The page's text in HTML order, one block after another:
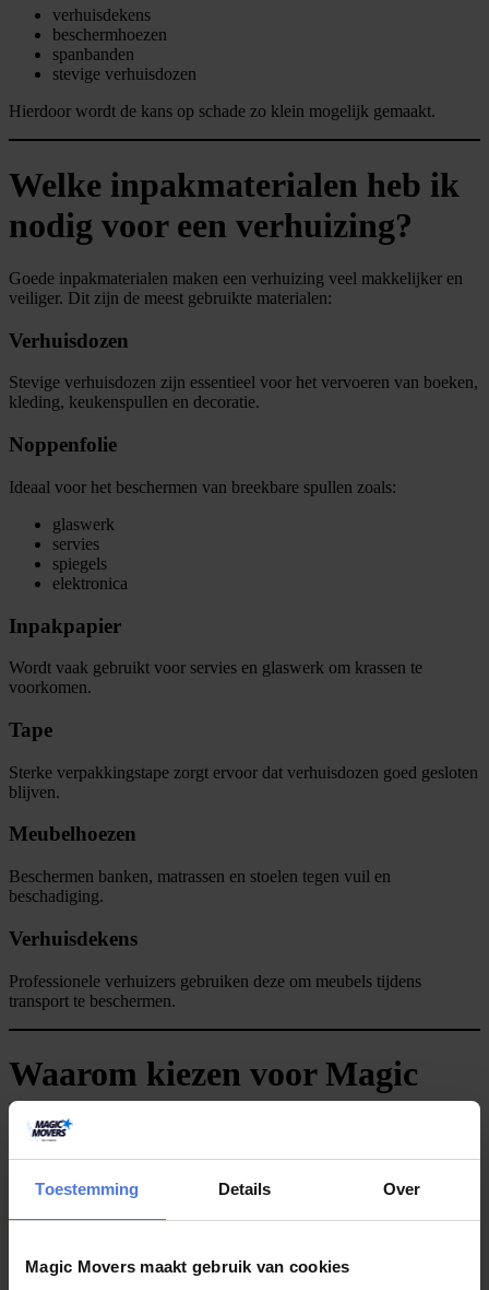
Toestemming Details Over
Magic Movers maakt gebruik van cookies
verhuisdekens
beschermhoezen
spanbanden
stevige verhuisdozen
Hierdoor wordt de kans op schade zo klein mogelijk gemaakt.
Welke inpakmaterialen heb ik
nodig voor een verhuizing?
Goede inpakmaterialen maken een verhuizing veel makkelijker en
veiliger. Dit zijn de meest gebruikte materialen:
Verhuisdozen
Stevige verhuisdozen zijn essentieel voor het vervoeren van boeken,
kleding, keukenspullen en decoratie.
Noppenfolie
Ideaal voor het beschermen van breekbare spullen zoals:
glaswerk
servies
spiegels
elektronica
Inpakpapier
Wordt vaak gebruikt voor servies en glaswerk om krassen te
voorkomen.
Tape
Sterke verpakkingstape zorgt ervoor dat verhuisdozen goed gesloten
blijven.
Meubelhoezen
Beschermen banken, matrassen en stoelen tegen vuil en
beschadiging.
Verhuisdekens
Professionele verhuizers gebruiken deze om meubels tijdens
transport te beschermen.
Waarom kiezen voor Magic
Movers?
bedrijven met professionele verhuizingen.
Klanten kiezen voor Magic Movers vanwege:
✔ Betrouwbare verhuizers